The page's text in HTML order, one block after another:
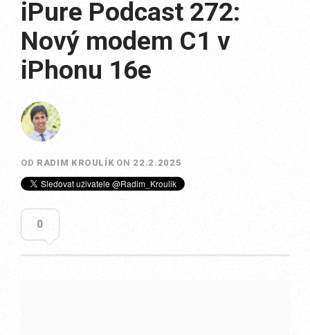
iPure Podcast 272:
Nový modem C1 v
iPhonu 16e
OD RADIM KROULÍK ON 22.2.2025
0